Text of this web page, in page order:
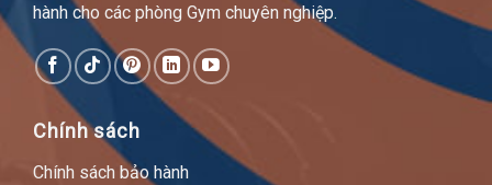
hành cho các phòng Gym chuyên nghiệp.
Chính sách
Chính sách bảo hành